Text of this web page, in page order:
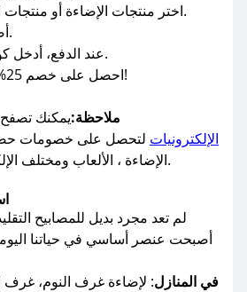
اختر منتجات الإضاءة أو منتجات الديكور المفضلة لديك.
أضفها إلى سلة التسوق.
عند الدفع، أدخل كود الخصم من صحصح.
احصل على خصم 25% على مشترياتك فورًا!
ملاحظة:يمكنك
الإلكترونيات لتحصل على خصومات
الإضاءة ، الألعاب ومختلف الإلكترونيات في المملكة.
أصبحت عنصر أساسي في حياتنا
في المنازل: لإضاءة غرف النوم، غرف